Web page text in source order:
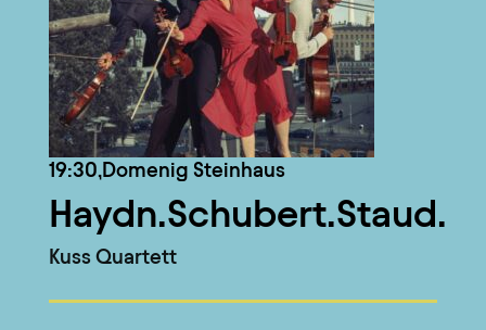
19:30,Domenig Steinhaus
Haydn.Schubert.Staud.
Kuss Quartett